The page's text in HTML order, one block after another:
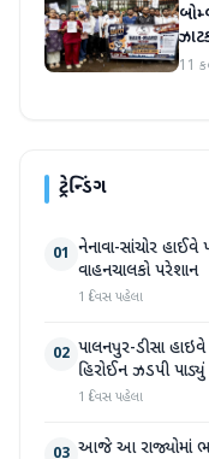
11
ટ્રેન્ડિંગ
01 નેનાવા-સાંચોર હાઈવે
વાહનચાલકો પરેશાન
1 દિવસ પહેલા
02 પાલનપુર-ડીસા
હિરોઈન ઝડપી પાડ્યું
1 દિવસ પહેલા
03 આજે આ રાજ્યોમાં